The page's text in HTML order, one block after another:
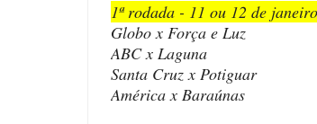
1ª rodada - 11 ou 12 de janeiro
Globo x Força e Luz
ABC x Laguna
Santa Cruz x Potiguar
América x Baraúnas